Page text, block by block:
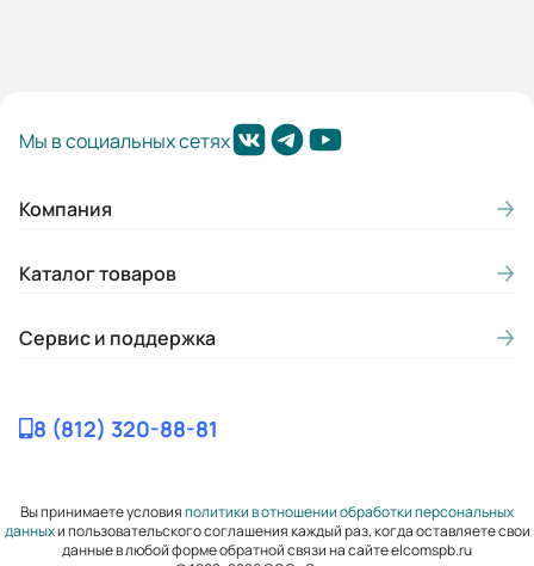
Мы в социальных сетях
Компания
Каталог товаров
Сервис и поддержка
8 (812) 320-88-81
Вы принимаете условияполитики в отношении обработки персональных
данныхи пользовательского соглашения каждый раз, когда оставляете свои
данные в любой форме обратной связи на сайте elcomspb.ru